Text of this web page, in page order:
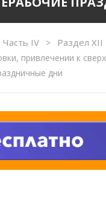
Часть IV > Раздел XII
привлечении к
дни